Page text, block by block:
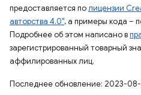
предоставляется полицензии
авторства 4.0", а примеры кода –
Подробнее об этом написано в
зарегистрированный товарный
аффилированных лиц.
Последнее обновление: 2023-08-